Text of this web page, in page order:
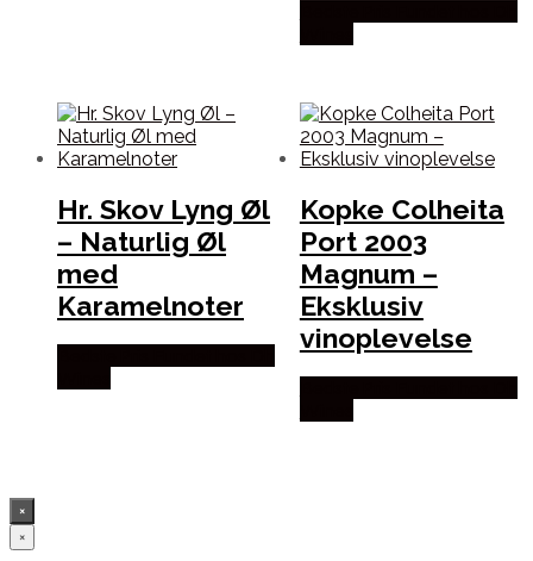
Hr. Skov Lyng Øl
– Naturlig Øl
med
Karamelnoter
Kopke Colheita
Port 2003
Magnum –
Eksklusiv
vinoplevelse
×
×